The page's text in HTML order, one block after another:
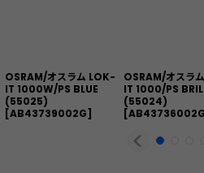
OSRAM/オスラム LOK-
IT 1000W/PS BLUE
(55025)
[AB43739002G]
OSRAM/オスラ
IT 1000/PS
(55024)
[AB43736002G